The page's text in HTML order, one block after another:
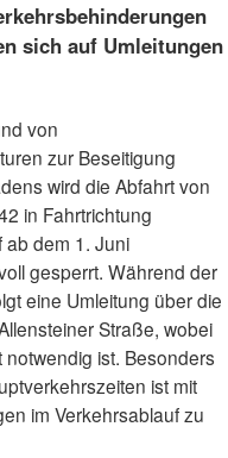
sich auf Umleitungen
von
zur Beseitigung
wird die Abfahrt von
in Fahrtrichtung
ab dem 1. Juni
gesperrt. Während der
eine Umleitung über die
Straße, wobei
ist. Besonders
ist mit
im Verkehrsablauf zu